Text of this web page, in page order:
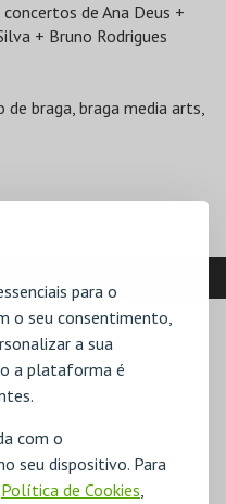
para o
o seu consentimento,
a sua
a plataforma é
com o
seu dispositivo. Para
Política de Cookies,
de Ana Deus +
+ Bruno Rodrigues
braga, braga media arts,